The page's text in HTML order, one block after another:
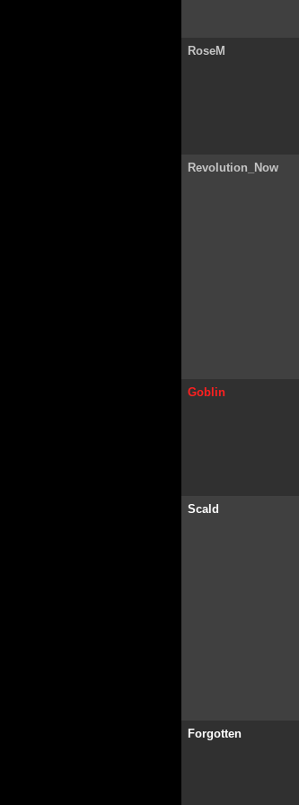
RoseM
Revolution_Now
Goblin
Scald
Forgotten